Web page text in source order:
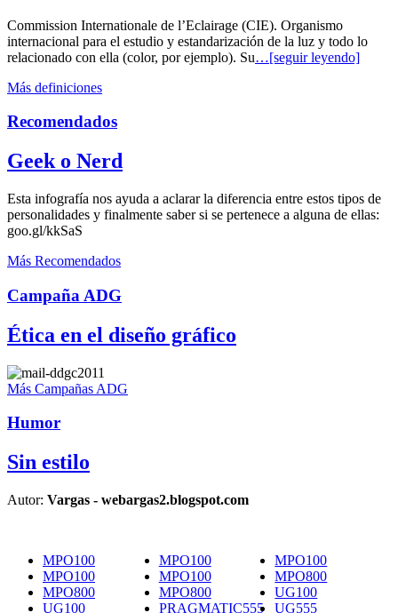
Commission Internationale de l’Eclairage (CIE). Organismo
internacional para el estudio y estandarización de la luz y todo lo
relacionado con ella (color, por ejemplo). Su…[seguir leyendo]
Más definiciones
Recomendados
Geek o Nerd
Esta infografía nos ayuda a aclarar la diferencia entre estos tipos de
personalidades y finalmente saber si se pertenece a alguna de ellas:
goo.gl/kkSaS
Más Recomendados
Campaña ADG
Ética en el diseño gráfico
Más Campañas ADG
Humor
Sin estilo
Autor: Vargas - webargas2.blogspot.com
MPO100 MPO100
MPO100
MPO100
MPO100
MPO800
MPO800
MPO800
UG100
UG100
PRAGMATIC555
UG555